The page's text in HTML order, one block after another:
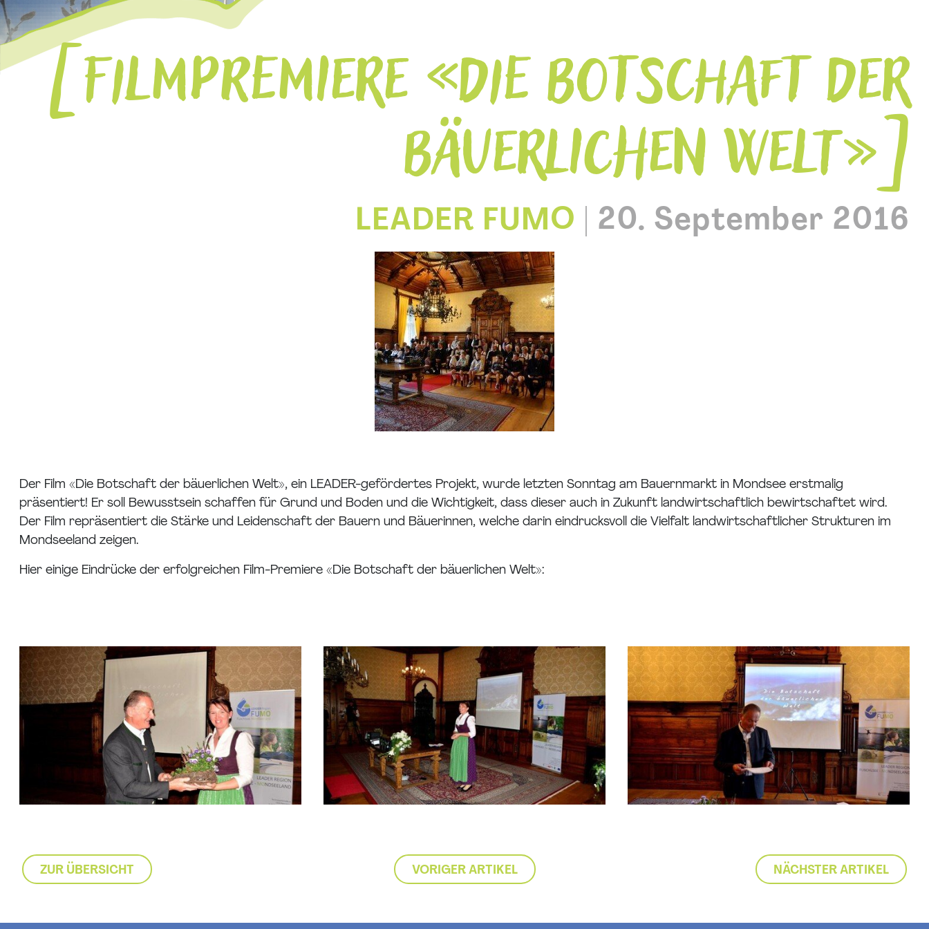
FILMPREMIERE «DIE BOTSCHAFT DER
BÄUERLICHEN WELT»
LEADER FUMO 20. September 2016
Der Film «Die Botschaft der bäuerlichen Welt», ein LEADER-gefördertes Projekt, wurde letzten Sonntag am Bauernmarkt in Mondsee erstmalig
präsentiert! Er soll Bewusstsein schaffen für Grund und Boden und die Wichtigkeit, dass dieser auch in Zukunft landwirtschaftlich bewirtschaftet wird.
Der Film repräsentiert die Stärke und Leidenschaft der Bauern und Bäuerinnen, welche darin eindrucksvoll die Vielfalt landwirtschaftlicher Strukturen im
Mondseeland zeigen.
Hier einige Eindrücke der erfolgreichen Film-Premiere «Die Botschaft der bäuerlichen Welt»:
ZUR ÜBERSICHT VORIGER ARTIKEL NÄCHSTER ARTIKEL